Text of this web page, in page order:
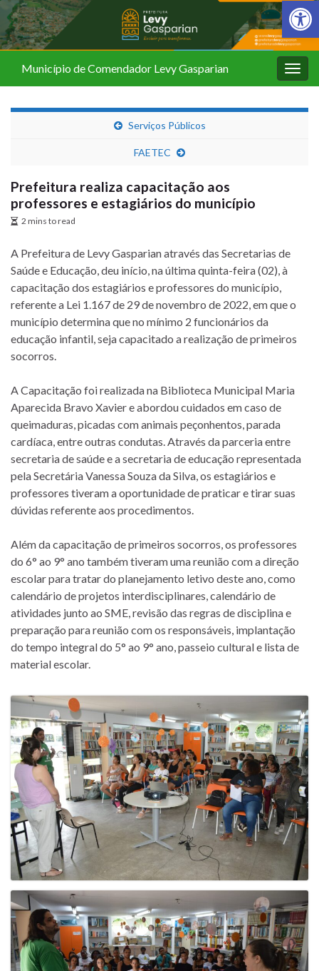
Barra de
Município de Comendador Levy Gasparian
Serviços Públicos
FAETEC
Prefeitura realiza capacitação aos
professores e estagiários do município
2 mins to read
A Prefeitura de Levy Gasparian através das Secretarias de
Saúde e Educação, deu início, na última quinta-feira (02), à
capacitação dos estagiários e professores do município,
referente a Lei 1.167 de 29 de novembro de 2022, em que o
município determina que no mínimo 2 funcionários da
educação infantil, seja capacitado a realização de primeiros
socorros.
A Capacitação foi realizada na Biblioteca Municipal Maria
Aparecida Bravo Xavier e abordou cuidados em caso de
queimaduras, picadas com animais peçonhentos, parada
cardíaca, entre outras condutas. Através da parceria entre
secretaria de saúde e a secretaria de educação representada
pela Secretária Vanessa Souza da Silva, os estagiários e
professores tiveram a oportunidade de praticar e tirar suas
dúvidas referente aos procedimentos.
Além da capacitação de primeiros socorros, os professores
do 6° ao 9° ano também tiveram uma reunião com a direção
escolar para tratar do planejamento letivo deste ano, como
calendário de projetos interdisciplinares, calendário de
atividades junto ao SME, revisão das regras de disciplina e
preparação para reunião com os responsáveis, implantação
do tempo integral do 5° ao 9° ano, passeio cultural e lista de
material escolar.